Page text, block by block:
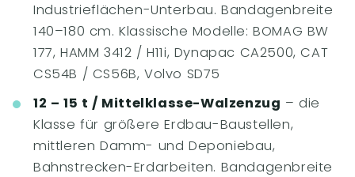
Industrieflächen-Unterbau. Bandagenbreite
140–180 cm. Klassische Modelle: BOMAG BW
177, HAMM 3412 / H11i, Dynapac CA2500, CAT
CS54B / CS56B, Volvo SD75
12 – 15 t / Mittelklasse-Walzenzug – die
Klasse für größere Erdbau-Baustellen,
mittleren Damm- und Deponiebau,
Bahnstrecken-Erdarbeiten. Bandagenbreite